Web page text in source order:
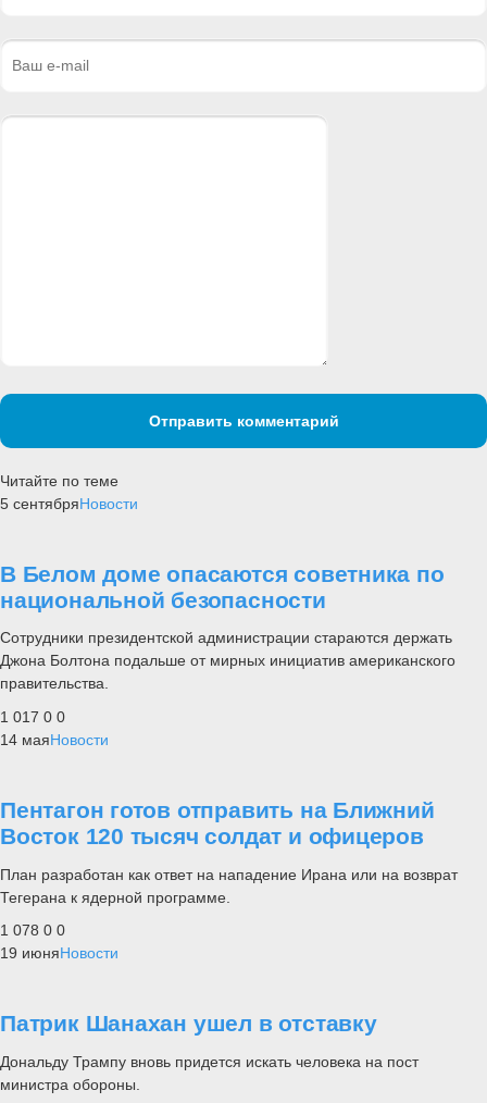
Отправить комментарий
Читайте по теме
5 сентябряНовости
В Белом доме опасаются советника по
национальной безопасности
Сотрудники президентской администрации стараются держать
Джона Болтона подальше от мирных инициатив американского
правительства.
1 017 0 0
14 маяНовости
Пентагон готов отправить на Ближний
Восток 120 тысяч солдат и офицеров
План разработан как ответ на нападение Ирана или на возврат
Тегерана к ядерной программе.
1 078 0 0
19 июняНовости
Патрик Шанахан ушел в отставку
Дональду Трампу вновь придется искать человека на пост
министра обороны.